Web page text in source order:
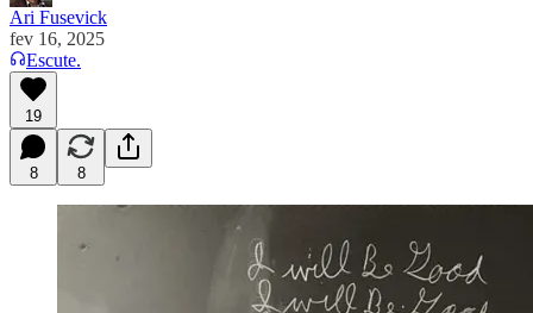
Ari Fusevick
fev 16, 2025
Escute.
19
8 8